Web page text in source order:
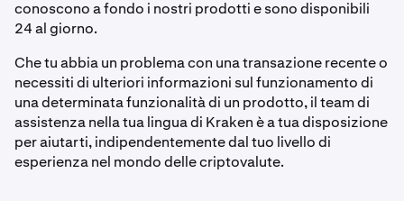
conoscono a fondo i nostri prodotti e sono disponibili
24 al giorno.
Che tu abbia un problema con una transazione recente o
necessiti di ulteriori informazioni sul funzionamento di
una determinata funzionalità di un prodotto, il team di
assistenza nella tua lingua di Kraken è a tua disposizione
per aiutarti, indipendentemente dal tuo livello di
esperienza nel mondo delle criptovalute.